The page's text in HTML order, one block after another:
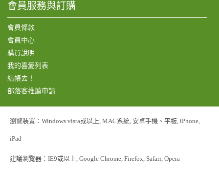
會員服務與訂購
會員條款
會員中心
購買說明
我的喜愛列表
結帳去！
部落客推薦申請
瀏覽裝置：Windows vista或以上, MAC系統, 安卓手機、平板, iPhone,
iPad
建議瀏覽器：IE9或以上, Google Chrome, Firefox, Safari, Opera